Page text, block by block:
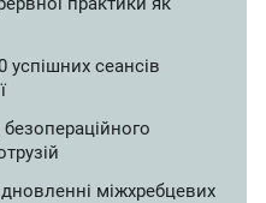
та болі в ногах
повернення болю
сеансів
міжхребцевих